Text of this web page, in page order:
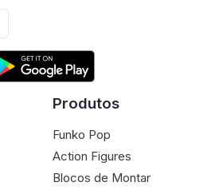
Produtos
Funko Pop
Action Figures
Blocos de Montar